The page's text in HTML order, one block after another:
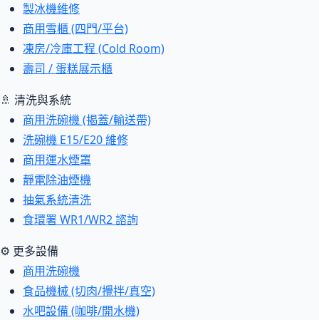
製冰機維修
商用雪櫃 (四門/平台)
凍房/冷庫工程 (Cold Room)
壽司 / 蛋糕展示櫃
🚿 清洗與系統
商用洗碗機 (揭蓋/輸送帶)
洗碗機 E15/E20 維修
商用運水煙罩
靜電除油煙機
抽氣系統清洗
食環署 WR1/WR2 諮詢
⚙ 更多設備
商用洗碗機
食品機械 (切肉/攪拌/真空)
水吧設備 (咖啡/開水機)